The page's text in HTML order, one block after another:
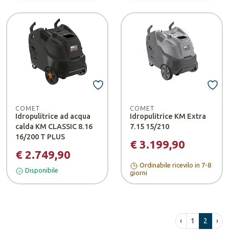
COMET
Idropulitrice ad acqua
calda KM CLASSIC 8.16
16/200 T PLUS
€ 2.749,90
Disponibile
COMET
Idropulitrice KM Extra
7.15 15/210
€ 3.199,90
Ordinabile ricevilo in 7-8
giorni
‹ 1 2 ›